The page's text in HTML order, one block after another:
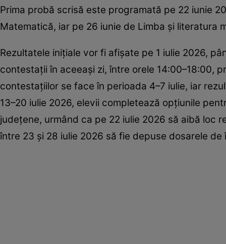
Prima probă scrisă este programată pe 22 iunie
Matematică, iar pe 26 iunie de Limba și literatura
Rezultatele inițiale vor fi afișate pe 1 iulie 2026,
contestații în aceeași zi, între orele 14:00–18:00,
contestațiilor se face în perioada 4–7 iulie, iar
13–20 iulie 2026, elevii completează opțiunile
județene, urmând ca pe 22 iulie 2026 să aibă loc
între 23 și 28 iulie 2026 să fie depuse dosarele